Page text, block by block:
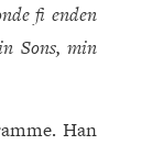
fi enden
Sons, min
Han